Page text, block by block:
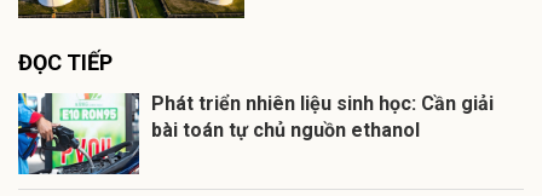
ĐỌC TIẾP
Phát triển nhiên liệu sinh học: Cần giải
bài toán tự chủ nguồn ethanol